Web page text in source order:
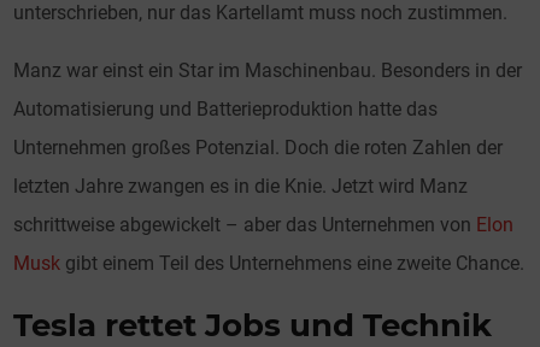
unterschrieben, nur das Kartellamt muss noch zustimmen.
Manz war einst ein Star im Maschinenbau. Besonders in der
Automatisierung und Batterieproduktion hatte das
Unternehmen großes Potenzial. Doch die roten Zahlen der
letzten Jahre zwangen es in die Knie. Jetzt wird Manz
schrittweise abgewickelt – aber das Unternehmen von Elon
Musk gibt einem Teil des Unternehmens eine zweite Chance.
Tesla rettet Jobs und Technik